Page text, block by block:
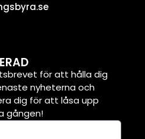
för att hålla dig
nyheterna och
dig för att låsa upp
gången!